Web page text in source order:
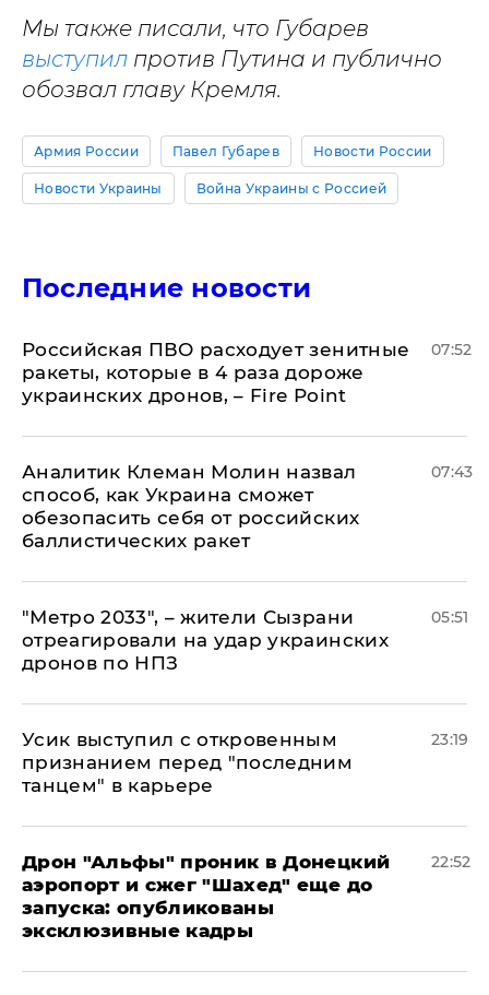
Мы также писали, что Губарев
выступил против Путина и публично
обозвал главу Кремля.
Армия России Павел Губарев Новости России
Новости Украины Война Украины с Россией
Последние новости
Российская ПВО расходует зенитные
ракеты, которые в 4 раза дороже
украинских дронов, – Fire Point
07:52
Аналитик Клеман Молин назвал
способ, как Украина сможет
обезопасить себя от российских
баллистических ракет
07:43
"Метро 2033", – жители Сызрани
отреагировали на удар украинских
дронов по НПЗ
05:51
Усик выступил с откровенным
признанием перед "последним
танцем" в карьере
23:19
Дрон "Альфы" проник в Донецкий
аэропорт и сжег "Шахед" еще до
запуска: опубликованы
эксклюзивные кадры
22:52